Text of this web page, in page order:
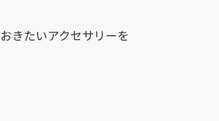
きたいアクセサリーを